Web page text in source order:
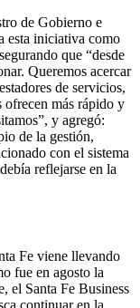
de Gobierno e
esta iniciativa como
que “desde
Queremos acercar
de servicios,
ofrecen más rápido y
y agregó:
de la gestión,
con el sistema
reflejarse en la
Fe viene llevando
fue en agosto la
el Santa Fe Business